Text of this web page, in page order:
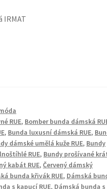
IRMAT
RUE, Bomber bunda dámská
, Bunda luxusní dámská RUE,
dámské umělá kuže RUE, Bundy
RUE, Bundy prošívané
kabát RUE,Červený dámský
bunda křivák RUE, Dámská
s kapucí RUE, Dámská bunda s